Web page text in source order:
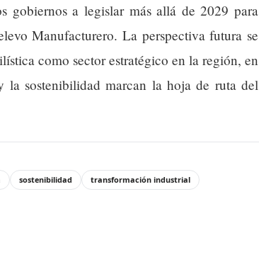
gobiernos a legislar más allá de 2029 para
Manufacturero. La perspectiva futura se
como sector estratégico en la región, en
sostenibilidad marcan la hoja de ruta del
sostenibilidad transformación industrial